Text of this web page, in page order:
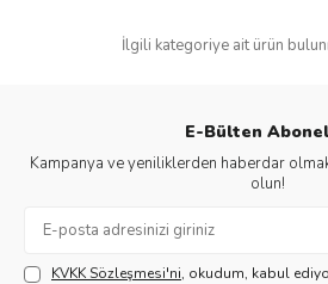
İlgili kategoriye ait ürün
E-Bülten
Kampanya ve yeniliklerden haberdar
olun!
KVKK Sözleşmesi'ni, okudum, kabul